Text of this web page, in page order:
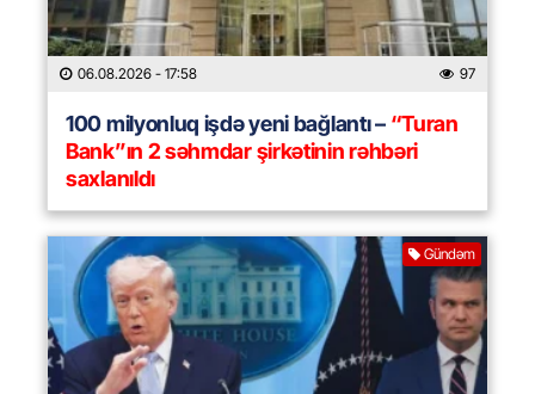
06.08.2026 - 17:58 97
100 milyonluq işdə yeni bağlantı –“Turan
Bank”ın 2 səhmdar şirkətinin rəhbəri
saxlanıldı
Gündəm